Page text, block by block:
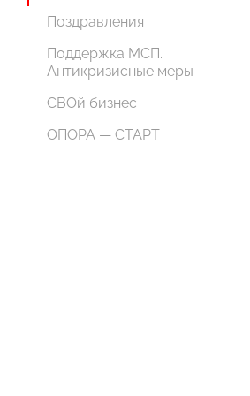
Поздравления
Поддержка МСП.
Антикризисные меры
СВОй бизнес
ОПОРА — СТАРТ